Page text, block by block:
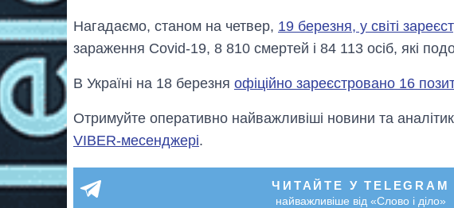
Нагадаємо, станом на четвер, 19 березня, у світі
зараження Covid-19, 8 810 смертей і 84 113 осіб, які
В Україні на 18 березня офіційно зареєстровано 16
Отримуйте оперативно найважливіші новини та
VIBER-месенджері.
ЧИТАЙТЕ У TELEGRAM
найважливіше від «Слово і діло»